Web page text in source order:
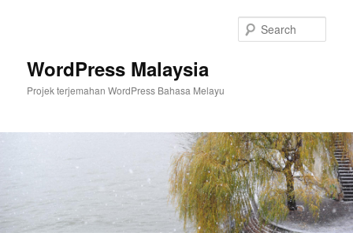
WordPress Malaysia
Projek terjemahan WordPress Bahasa Melayu